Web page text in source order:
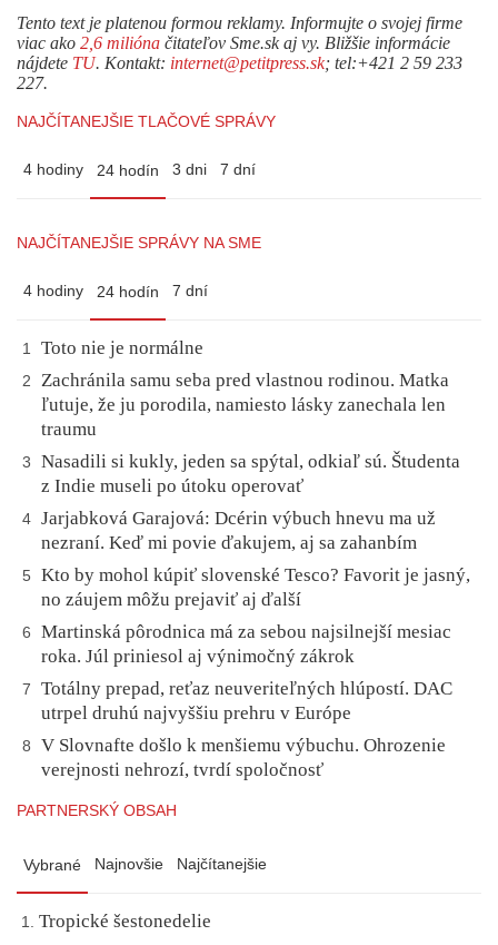
Tento text je platenou formou reklamy. Informujte o svojej firme
viac ako 2,6 milióna čitateľov Sme.sk aj vy. Bližšie informácie
nájdete TU. Kontakt: internet@petitpress.sk; tel:+421 2 59 233
227.
NAJČÍTANEJŠIE TLAČOVÉ SPRÁVY
4 hodiny 24 hodín 3 dni 7 dní
NAJČÍTANEJŠIE SPRÁVY NA SME
4 hodiny 24 hodín 7 dní
1 Toto nie je normálne
2
Zachránila samu seba pred vlastnou rodinou. Matka
ľutuje, že ju porodila, namiesto lásky zanechala len
traumu
3
Nasadili si kukly, jeden sa spýtal, odkiaľ sú. Študenta
z Indie museli po útoku operovať
4 Jarjabková Garajová: Dcérin výbuch hnevu ma už
nezraní. Keď mi povie ďakujem, aj sa zahanbím
5
Kto by mohol kúpiť slovenské Tesco? Favorit je jasný,
no záujem môžu prejaviť aj ďalší
6
Martinská pôrodnica má za sebou najsilnejší mesiac
roka. Júl priniesol aj výnimočný zákrok
7
Totálny prepad, reťaz neuveriteľných hlúpostí. DAC
utrpel druhú najvyššiu prehru v Európe
8
V Slovnafte došlo k menšiemu výbuchu. Ohrozenie
verejnosti nehrozí, tvrdí spoločnosť
PARTNERSKÝ OBSAH
Vybrané Najnovšie Najčítanejšie
Tropické šestonedelie